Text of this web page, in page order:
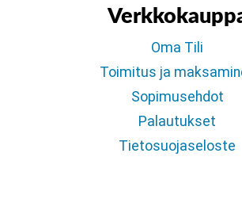
Oma Tili
Toimitus ja
Sopimusehdot
Palautukset
Tietosuojaseloste